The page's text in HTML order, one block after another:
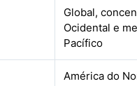
Global,
Ocidental e
Pacífico
América do